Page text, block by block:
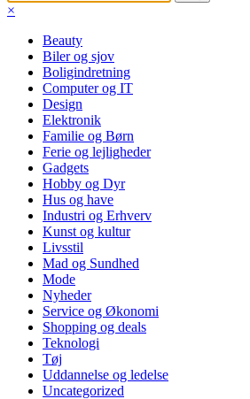
×
Beauty
Biler og sjov
Boligindretning
Computer og IT
Design
Elektronik
Familie og Børn
Ferie og lejligheder
Gadgets
Hobby og Dyr
Hus og have
Industri og Erhverv
Kunst og kultur
Livsstil
Mad og Sundhed
Mode
Nyheder
Service og Økonomi
Shopping og deals
Teknologi
Tøj
Uddannelse og ledelse
Uncategorized